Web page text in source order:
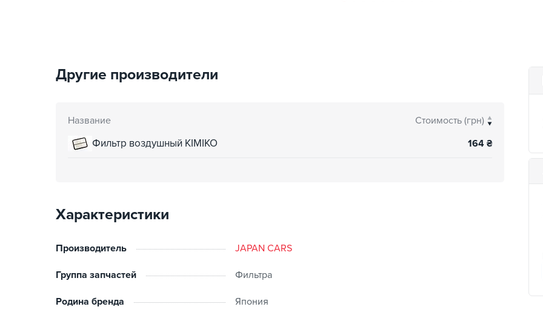
Другие производители
Название Стоимость (грн)
Фильтр воздушный KIMIKO 164 ₴
Характеристики
Производитель JAPAN CARS
Группа запчастей Фильтра
Родина бренда Япония